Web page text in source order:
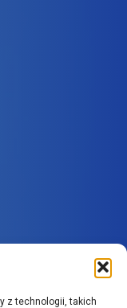
z technologii, takich